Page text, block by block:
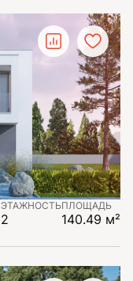
ЭТАЖНОСТЬ
2
ПЛОЩАДЬ
140.49 м²